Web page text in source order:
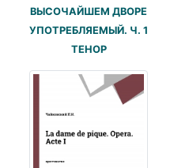
ВЫСОЧАЙШЕМ ДВОРЕ
УПОТРЕБЛЯЕМЫЙ. Ч. 1
ТЕНОР